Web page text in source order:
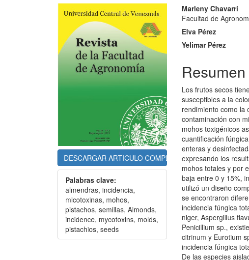
Barra
lateral
del
artículo
DESCARGAR ARTICULO COMPLETO
Palabras clave:
almendras, incidencia,
micotoxinas, mohos,
pistachos, semillas, Almonds,
incidence, mycotoxins, molds,
pistachios, seeds
principal
del
Marleny Chavarri
Facultad de
Elva Pérez
Yelimar Pérez
Resumen
Los frutos secos
susceptibles a la
rendimiento como la
contaminación con
mohos toxigénicos
cuantificación
enteras y
expresando los
mohos totales y por
baja entre 0 y 15%,
utilizó un diseño
se encontraron
incidencia fúngica
niger, Aspergillus
Penicillium sp.,
citrinum y Eurotium
incidencia fúngica
De las especies